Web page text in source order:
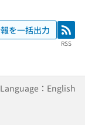
を一括出力 RSS
RSS
Language：English